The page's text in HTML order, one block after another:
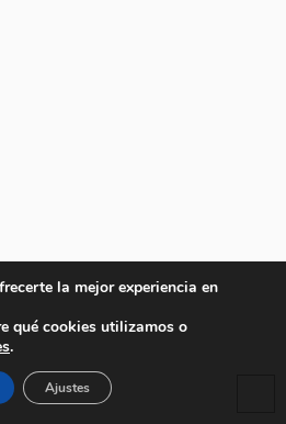
la mejor experiencia en
qué cookies utilizamos o
.
Ajustes